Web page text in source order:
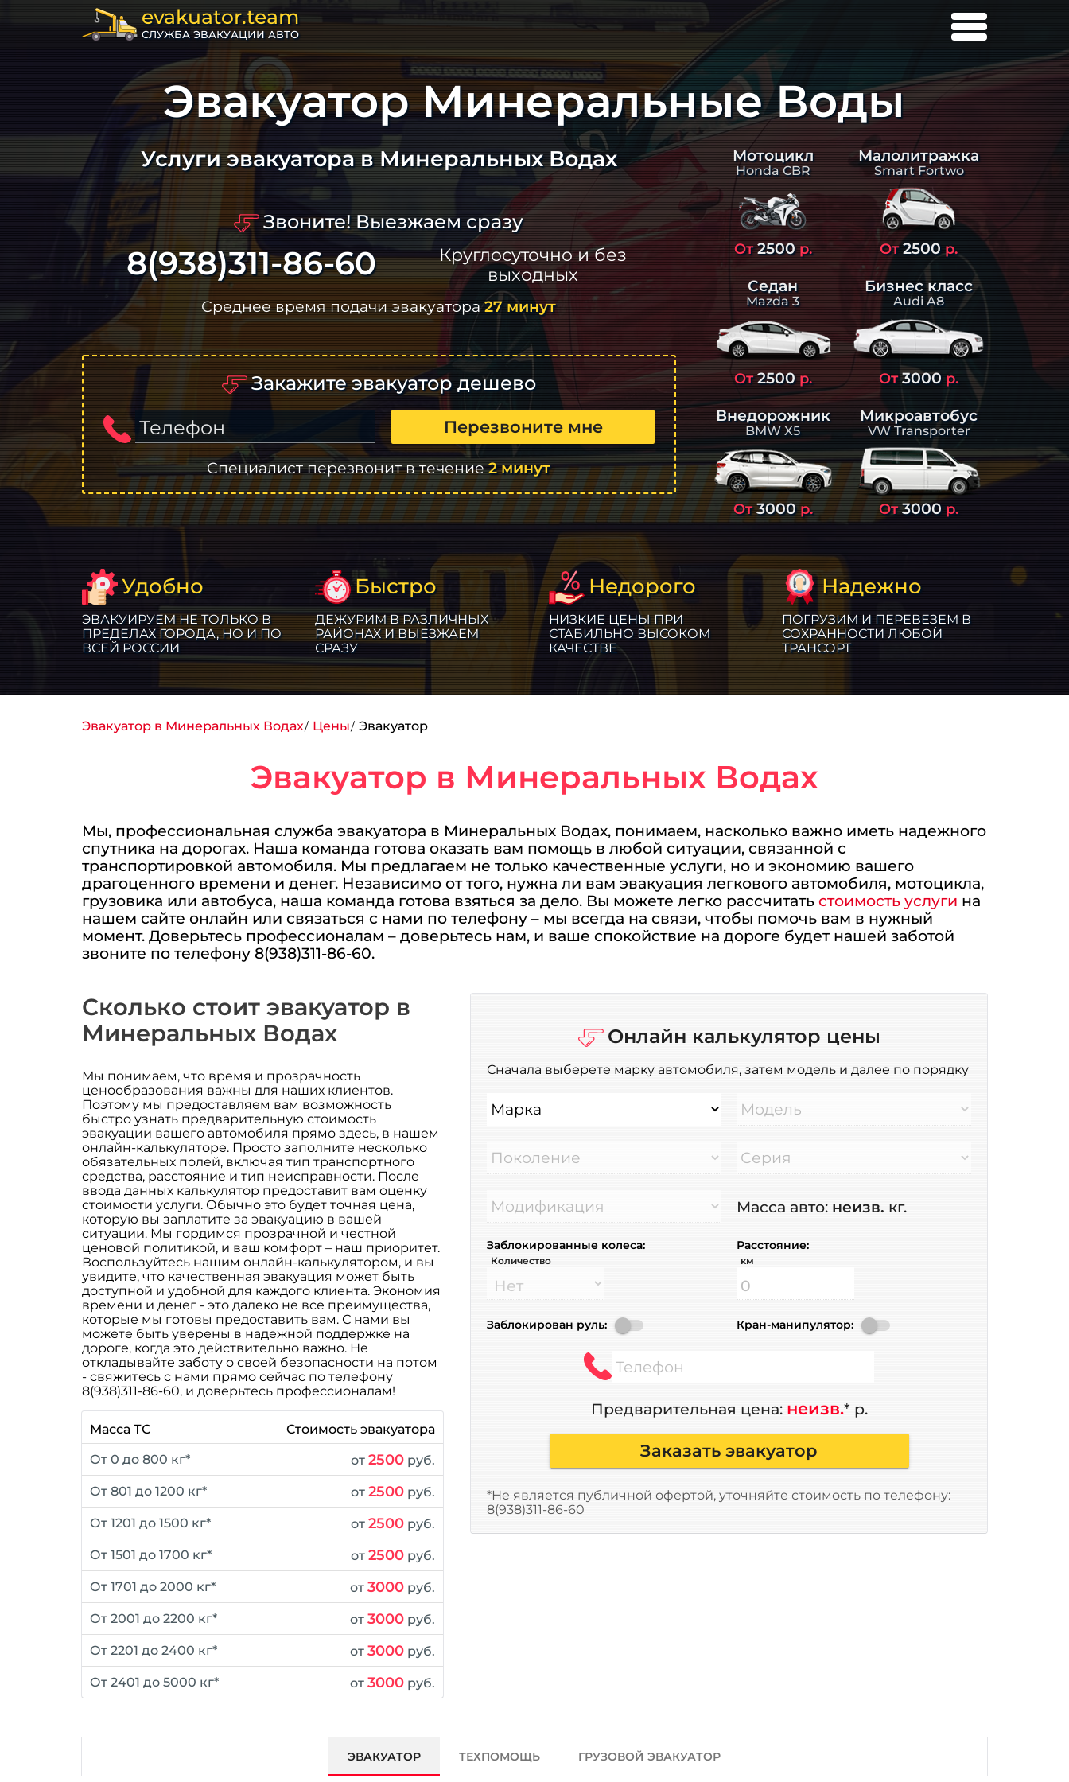
evakuator.team
СЛУЖБА ЭВАКУАЦИИ АВТО
Эвакуатор Минеральные Воды
Услуги эвакуатора в Минеральных Водах
Звоните! Выезжаем сразу
8(938)311-86-60
Круглосуточно и без
выходных
Среднее время подачи эвакуатора27 минут
Закажите эвакуатор дешево
Телефон
Перезвоните мне
Специалист перезвонит в течение2 минут
Мотоцикл
Honda CBR
От2500р.
Малолитражка
Smart Fortwo
От2500 р.
Седан
Mazda 3
От2500р.
Бизнес класс
Audi A8
От3000 р.
Внедорожник
BMW X5
От3000р.
Микроавтобус
VW Transporter
От3000 р.
Удобно
ЭВАКУИРУЕМ НЕ ТОЛЬКО В
ПРЕДЕЛАХ ГОРОДА, НО И ПО
ВСЕЙ РОССИИ
Быстро
ДЕЖУРИМ В РАЗЛИЧНЫХ
РАЙОНАХ И ВЫЕЗЖАЕМ
СРАЗУ
Недорого
НИЗКИЕ ЦЕНЫ ПРИ
СТАБИЛЬНО ВЫСОКОМ
КАЧЕСТВЕ
Надежно
ПОГРУЗИМ И ПЕРЕВЕЗЕМ В
СОХРАННОСТИ ЛЮБОЙ
ТРАНСОРТ
Эвакуатор в Минеральных Водах Цены Эвакуатор
Эвакуатор в Минеральных Водах
Мы, профессиональная служба эвакуатора в Минеральных Водах, понимаем, насколько важно иметь надежного
спутника на дорогах. Наша команда готова оказать вам помощь в любой ситуации, связанной с
транспортировкой автомобиля. Мы предлагаем не только качественные услуги, но и экономию вашего
драгоценного времени и денег. Независимо от того, нужна ли вам эвакуация легкового автомобиля, мотоцикла,
грузовика или автобуса, наша команда готова взяться за дело. Вы можете легко рассчитать стоимость услуги на
нашем сайте онлайн или связаться с нами по телефону – мы всегда на связи, чтобы помочь вам в нужный
момент. Доверьтесь профессионалам – доверьтесь нам, и ваше спокойствие на дороге будет нашей заботой
звоните по телефону 8(938)311-86-60.
Сколько стоит эвакуатор в
Минеральных Водах
Мы понимаем, что время и прозрачность
ценообразования важны для наших клиентов.
Поэтому мы предоставляем вам возможность
быстро узнать предварительную стоимость
эвакуации вашего автомобиля прямо здесь, в нашем
онлайн-калькуляторе. Просто заполните несколько
обязательных полей, включая тип транспортного
средства, расстояние и тип неисправности. После
ввода данных калькулятор предоставит вам оценку
стоимости услуги. Обычно это будет точная цена,
которую вы заплатите за эвакуацию в вашей
ситуации. Мы гордимся прозрачной и честной
ценовой политикой, и ваш комфорт – наш приоритет.
Воспользуйтесь нашим онлайн-калькулятором, и вы
увидите, что качественная эвакуация может быть
доступной и удобной для каждого клиента. Экономия
времени и денег - это далеко не все преимущества,
которые мы готовы предоставить вам. С нами вы
можете быть уверены в надежной поддержке на
дороге, когда это действительно важно. Не
откладывайте заботу о своей безопасности на потом
- свяжитесь с нами прямо сейчас по телефону
8(938)311-86-60, и доверьтесь профессионалам!
Масса ТС
Стоимость эвакуатора
От 0 до 800 кг*
от 2500руб.
От 801 до 1200 кг* от 2500руб.
От 1201 до 1500 кг* от 2500руб.
От 1501 до 1700 кг* от 2500руб.
От 1701 до 2000 кг* от 3000руб.
От 2001 до 2200 кг* от 3000руб.
От 2201 до 2400 кг* от 3000руб.
От 2401 до 5000 кг* от 3000руб.
Онлайн калькулятор цены
Сначала выберете марку автомобиля, затем модель и далее по порядку
Марка Модель
Поколение Серия
Модификация Масса авто: неизв. кг.
Заблокированные колеса:
Количество
Расстояние:
км
Заблокирован руль: Кран-манипулятор:
Телефон
Предварительная цена: неизв.* р.
Заказать эвакуатор
*Не является публичной офертой, уточняйте стоимость по телефону:
8(938)311-86-60
ЭВАКУАТОР ТЕХПОМОЩЬ ГРУЗОВОЙ ЭВАКУАТОР